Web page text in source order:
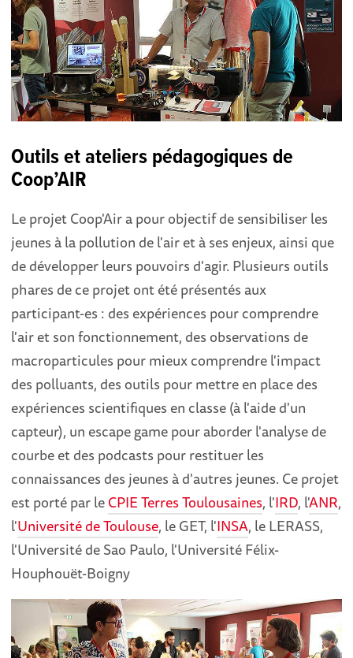
Outils et ateliers pédagogiques de
Coop’AIR
Le projet Coop'Air a pour objectif de sensibiliser les
jeunes à la pollution de l'air et à ses enjeux, ainsi que
de développer leurs pouvoirs d'agir. Plusieurs outils
phares de ce projet ont été présentés aux
participant-es : des expériences pour comprendre
l'air et son fonctionnement, des observations de
macroparticules pour mieux comprendre l'impact
des polluants, des outils pour mettre en place des
expériences scientifiques en classe (à l'aide d'un
capteur), un escape game pour aborder l'analyse de
courbe et des podcasts pour restituer les
connaissances des jeunes à d'autres jeunes. Ce projet
est porté par leCPIE Terres Toulousaines, l'IRD, l'ANR,
l'Université de Toulouse, le GET, l'INSA, le LERASS,
l'Université de Sao Paulo, l'Université Félix-
Houphouët-Boigny